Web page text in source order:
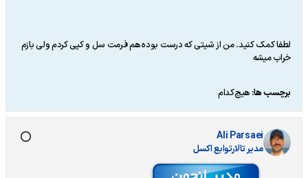
لطفا کمک کنید. من از شیتی که درست بوده هم فرمت سل و کپی کردم ولی بازم
خراب میشه
برچسب ها: هیچ‌کدام
Ali Parsaei
مدير تالارتوابع اکسل